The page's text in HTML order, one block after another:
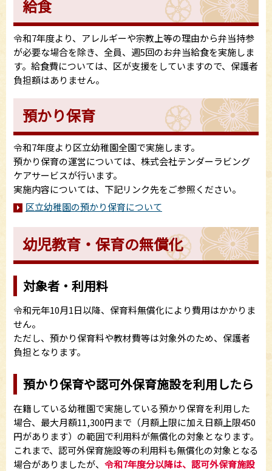
給食
令和7年度より、アレルギーや宗教上等の理由から弁当持参
が必要な場合を除き、全員、週5回のお弁当給食を実施しま
す。給食費については、区が支援をしていますので、保護者
負担額はありません。
預かり保育
令和7年度より区立幼稚園全園で実施します。
預かり保育の運営については、株式会社テンダーラビング
ケアサービスが行います。
実施内容については、下記リンク先をご参照ください。
区立幼稚園の預かり保育について
幼児教育・保育の無償化
対象者・利用料
令和元年10月1日以降、保育料無償化により費用はかかりま
せん。
ただし、預かり保育料や教材費等は対象外のため、保護者
負担となります。
預かり保育や認可外保育施設を利用したら
在籍している幼稚園で実施している預かり保育を利用した
場合、最大月額11,300円まで（月額上限に加え日額上限450
円があります）の範囲で利用料が無償化の対象となります。
これまで、認可外保育施設等の利用料も無償化の対象となる
場合がありましたが、 令和7年度分以降は、認可外保育施設